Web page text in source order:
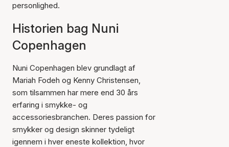
personlighed.
Historien bag Nuni
Copenhagen
Nuni Copenhagen blev grundlagt af
Mariah Fodeh og Kenny Christensen,
som tilsammen har mere end 30 års
erfaring i smykke- og
accessoriesbranchen. Deres passion for
smykker og design skinner tydeligt
igennem i hver eneste kollektion, hvor